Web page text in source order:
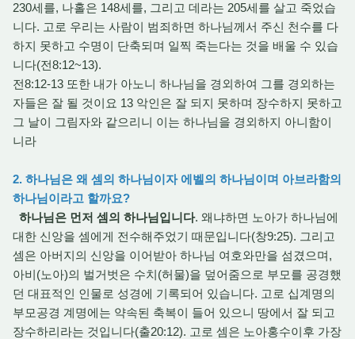
230세를, 나홀은 148세를, 그리고 데라는 205세를 살고 죽었습
니다. 고로 우리는 사람이 범죄하면 하나님께서 주신 천수를 다
하지 못하고 수명이 단축되며 일찍 죽는다는 것을 배울 수 있습
니다(전8:12~13).
전8:12-13 또한 내가 아노니 하나님을 경외하여 그를 경외하는
자들은 잘 될 것이요 13 악인은 잘 되지 못하며 장수하지 못하고
그 날이 그림자와 같으리니 이는 하나님을 경외하지 아니함이
니라
2. 하나님은 왜 셈의 하나님이자 에벨의 하나님이며 아브라함의
하나님이라고 할까요?
하나님은 먼저 셈의 하나님입니다. 왜냐하면 노아가 하나님에
대한 신앙을 셈에게 전수해주었기 때문입니다(창9:25). 그리고
셈은 아버지의 신앙을 이어받아 하나님 여호와만을 섬겼으며,
아비(노아)의 벌거벗은 수치(허물)을 덮어줌으로 부모를 공경했
던 대표적인 인물로 성경에 기록되어 있습니다. 고로 십계명의
부모공경 계명에는 약속된 축복이 들어 있으니 땅에서 잘 되고
장수하리라는 것입니다(출20:12). 고로 셈은 노아홍수이후 가장